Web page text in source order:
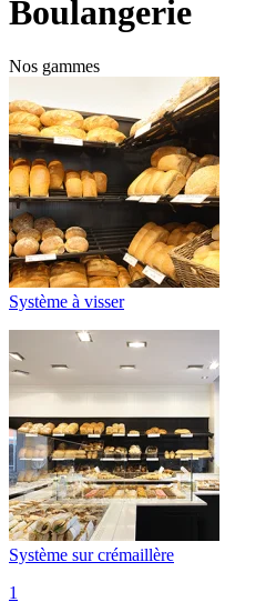
Boulangerie
Nos gammes
Système à visser
Système sur crémaillère
1